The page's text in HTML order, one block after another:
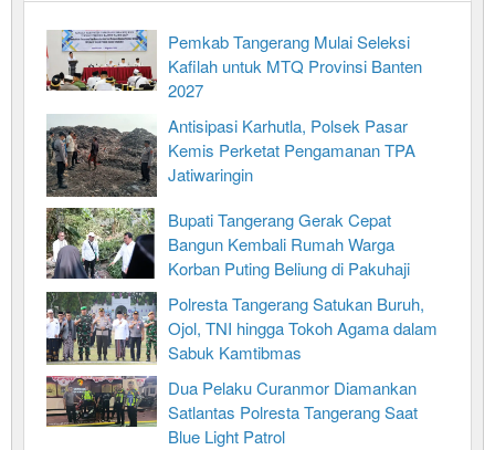
Pemkab Tangerang Mulai Seleksi
Kafilah untuk MTQ Provinsi Banten
2027
Antisipasi Karhutla, Polsek Pasar
Kemis Perketat Pengamanan TPA
Jatiwaringin
Bupati Tangerang Gerak Cepat
Bangun Kembali Rumah Warga
Korban Puting Beliung di Pakuhaji
Polresta Tangerang Satukan Buruh,
Ojol, TNI hingga Tokoh Agama dalam
Sabuk Kamtibmas
Dua Pelaku Curanmor Diamankan
Satlantas Polresta Tangerang Saat
Blue Light Patrol